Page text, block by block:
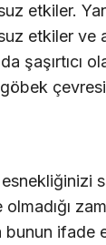
etkiler.
etkiler
şaşırtıcı
olmadığı
ifade